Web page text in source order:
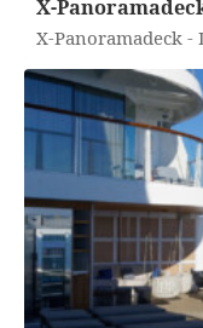
X-
X-Panoramadeck -